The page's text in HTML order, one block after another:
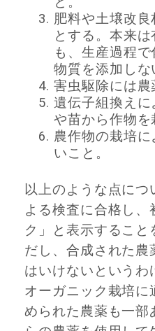
肥料や土壌改
とする。本来
も、生産過程
物質を添加しな
害虫駆除には農
遺伝子組換え
や苗から作物を
農作物の栽培
いこと。
以上のような点に
よる検査に合格し、
ク」と表示すること
だし、合成された農
はいけないというわ
オーガニック栽培
められた農薬も一部